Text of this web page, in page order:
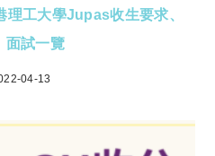
理工大學Jupas收生要求、
面試一覽
04-13